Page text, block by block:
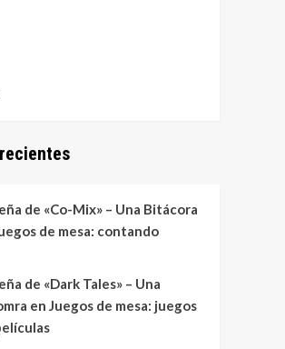
de «Co-Mix» – Una Bitácora
de mesa: contando
de «Dark Tales» – Una
en Juegos de mesa: juegos